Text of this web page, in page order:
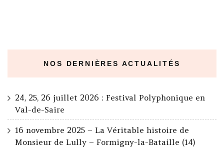
NOS DERNIÈRES ACTUALITÉS
24, 25, 26 juillet 2026 : Festival Polyphonique en
Val-de-Saire
16 novembre 2025 – La Véritable histoire de
Monsieur de Lully – Formigny-la-Bataille (14)